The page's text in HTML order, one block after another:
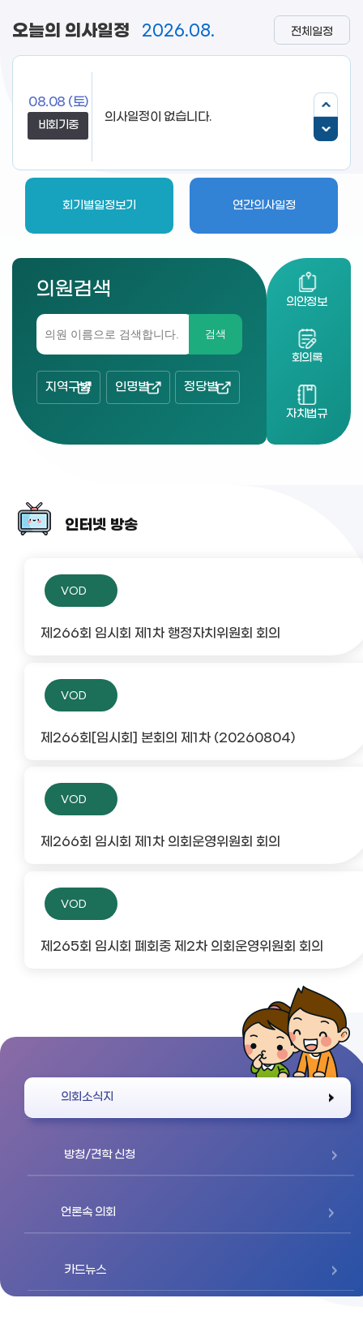
오늘의 의사일정 2026.08.
08.08 (토)
비회기중
회기별일정보기 연간의사일정
전체일정
의원검색
검색
지역구별 인명별 정당별
의안정보
회의록
자치법규
인터넷 방송
VOD
제266회 임시회 제1차 행정자치위원회 회의
VOD
제266회[임시회] 본회의 제1차 (20260804)
VOD
제266회 임시회 제1차 의회운영위원회 회의
VOD
제265회 임시회 폐회중 제2차 의회운영위원회 회의
의회소식지
방청/견학 신청
언론속 의회
카드뉴스